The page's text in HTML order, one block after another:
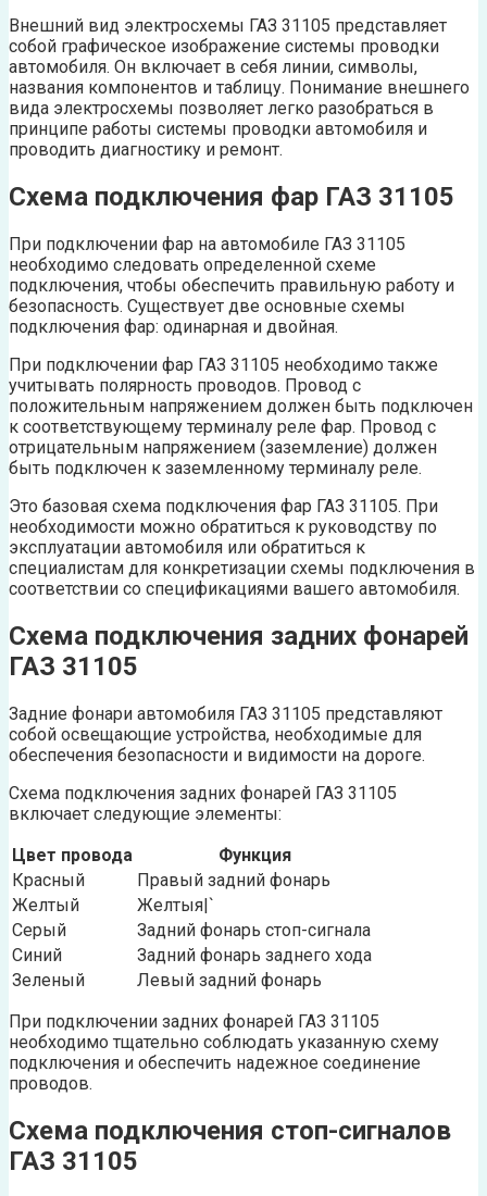
Внешний вид электросхемы ГАЗ 31105 представляет
собой графическое изображение системы проводки
автомобиля. Он включает в себя линии, символы,
названия компонентов и таблицу. Понимание внешнего
вида электросхемы позволяет легко разобраться в
принципе работы системы проводки автомобиля и
проводить диагностику и ремонт.
Схема подключения фар ГАЗ 31105
При подключении фар на автомобиле ГАЗ 31105
необходимо следовать определенной схеме
подключения, чтобы обеспечить правильную работу и
безопасность. Существует две основные схемы
подключения фар: одинарная и двойная.
При подключении фар ГАЗ 31105 необходимо также
учитывать полярность проводов. Провод с
положительным напряжением должен быть подключен
к соответствующему терминалу реле фар. Провод с
отрицательным напряжением (заземление) должен
быть подключен к заземленному терминалу реле.
Это базовая схема подключения фар ГАЗ 31105. При
необходимости можно обратиться к руководству по
эксплуатации автомобиля или обратиться к
специалистам для конкретизации схемы подключения в
соответствии со спецификациями вашего автомобиля.
Схема подключения задних фонарей
ГАЗ 31105
Задние фонари автомобиля ГАЗ 31105 представляют
собой освещающие устройства, необходимые для
обеспечения безопасности и видимости на дороге.
Схема подключения задних фонарей ГАЗ 31105
включает следующие элементы:
Цвет провода
Функция
Красный
Правый задний фонарь
Желтый
Желтыя|`
Серый
Задний фонарь стоп-сигнала
Синий
Задний фонарь заднего хода
Зеленый
Левый задний фонарь
При подключении задних фонарей ГАЗ 31105
необходимо тщательно соблюдать указанную схему
подключения и обеспечить надежное соединение
проводов.
Схема подключения стоп-сигналов
ГАЗ 31105